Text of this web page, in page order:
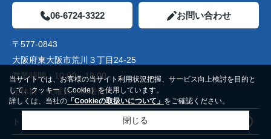
06-6724-3322 お問い合わせ
〒577-0843
大阪府東大阪市荒川３丁目24-25
営業時間： 10:00～19:00
定休日：火曜日 水曜日
トップページ
当サイトでは、お客様の当サイト利用状況把握、サービス向上検討を目的と
して、クッキー（Cookie）を使用しています。
詳しくは、当社の 「Cookieの取扱いについて」 をご確認ください。
閉じる